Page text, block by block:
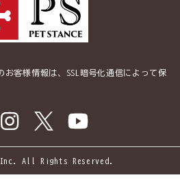
お客様情報は、SSL暗号化通信によって保
All Rights Reserved.